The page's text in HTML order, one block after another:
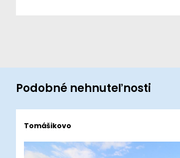
Podobné nehnuteľnosti
Tomášikovo